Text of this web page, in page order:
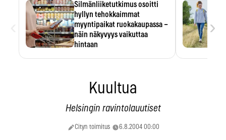
Silmänliiketutkimus osoitti
hyllyn tehokkaimmat
myyntipaikat ruokakaupassa –
näin näkyvyys vaikuttaa
hintaan
›
Kuultua
Helsingin ravintolauutiset
Cityn toimitus 6.8.2004 00:00